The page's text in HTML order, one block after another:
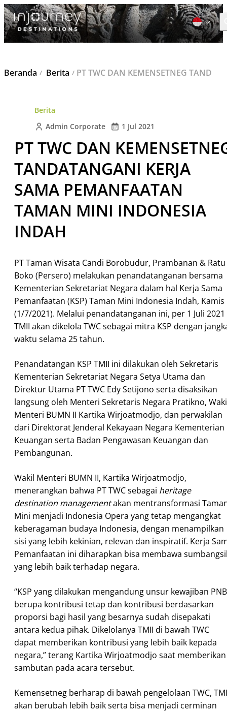
Cari
Beranda Berita PT TWC DAN KEMENSETNEG TANDATANGANI KERJA SAMA PEMANFAATAN TAMAN MINI INDONESIA INDAH
Berita
Admin Corporate
1 Jul 2021
PT TWC DAN
TANDATANGANI KERJA
SAMA PEMANFAATAN
TAMAN MINI INDONESIA
INDAH
PT Taman Wisata Candi Borobudur, Prambanan & Ratu
Boko (Persero) melakukan penandatanganan bersama
Kementerian Sekretariat Negara dalam hal Kerja Sama
Pemanfaatan (KSP) Taman Mini Indonesia Indah, Kamis
(1/7/2021). Melalui penandatanganan ini, per 1 Juli 2021
TMII akan dikelola TWC sebagai mitra KSP dengan
waktu selama 25 tahun.
Penandatangan KSP TMII ini dilakukan oleh Sekretaris
Kementerian Sekretariat Negara Setya Utama dan
Direktur Utama PT TWC Edy Setijono serta disaksikan
langsung oleh Menteri Sekretaris Negara Pratikno,
Menteri BUMN II Kartika Wirjoatmodjo, dan perwakilan
dari Direktorat Jenderal Kekayaan Negara Kementerian
Keuangan serta Badan Pengawasan Keuangan dan
Pembangunan.
Wakil Menteri BUMN II, Kartika Wirjoatmodjo,
menerangkan bahwa PT TWC sebagai heritage
destination managementakan mentransformasi
Mini menjadi Indonesia Opera yang tetap mengangkat
keberagaman budaya Indonesia, dengan menampilkan
sisi yang lebih kekinian, relevan dan inspiratif. Kerja
Pemanfaatan ini diharapkan bisa membawa
yang lebih baik terhadap negara.
“KSP yang dilakukan mengandung unsur kewajiban
berupa kontribusi tetap dan kontribusi berdasarkan
proporsi bagi hasil yang besarnya sudah disepakati
antara kedua pihak. Dikelolanya TMII di bawah TWC
dapat memberikan kontribusi yang lebih baik kepada
negara,” terang Kartika Wirjoatmodjo saat memberikan
sambutan pada acara tersebut.
Kemensetneg berharap di bawah pengelolaan TWC,
akan berubah lebih baik serta bisa menjadi cerminan